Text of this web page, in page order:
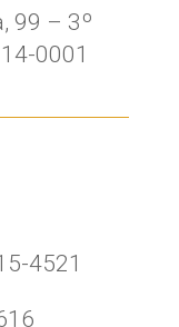
99 – 3º
0001
4521